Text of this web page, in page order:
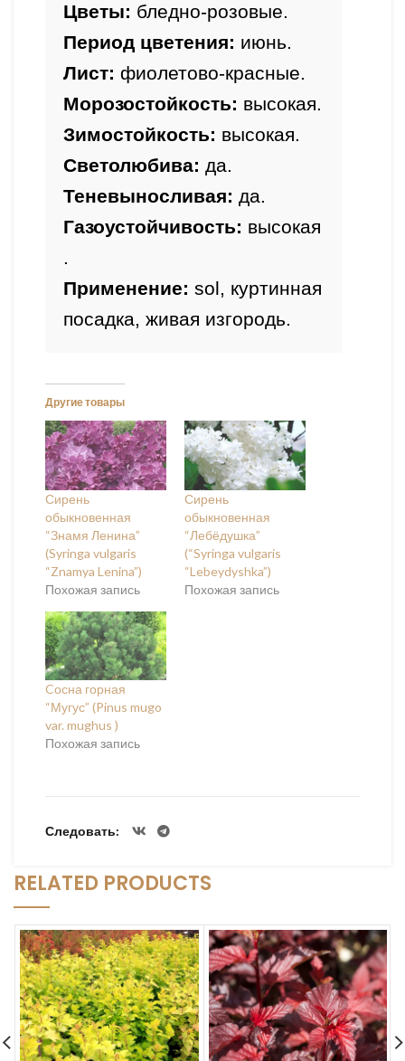
Цветы: бледно-розовые.
Период цветения: июнь.
Лист: фиолетово-красные.
Морозостойкость: высокая.
Зимостойкость: высокая.
Светолюбива: да.
Теневыносливая: да.
Газоустойчивость: высокая
.
Применение: sol, куртинная
посадка, живая изгородь.
Другие товары
Сирень
обыкновенная
“Знамя Ленина”
(Syringa vulgaris
“Znamya Lenina”)
Похожая запись
Сирень
обыкновенная
“Лебёдушка”
(“Syringa vulgaris
“Lebeydyshka”)
Похожая запись
Cосна горная
“Мугус” (Pinus mugo
var. mughus )
Похожая запись
Следовать
RELATED PRODUCTS